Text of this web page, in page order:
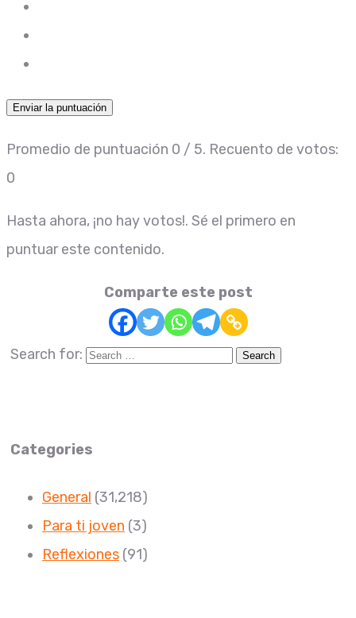
Enviar la puntuación
Promedio de puntuación 0 / 5. Recuento de votos:
0
Hasta ahora, ¡no hay votos!. Sé el primero en
puntuar este contenido.
Comparte este post
Search for:
Categories
General (31,218)
Para ti joven (3)
Reflexiones (91)